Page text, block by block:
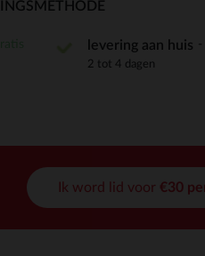
aan te passen en te
levering aan huis
2 tot 4 dagen
Ik word lid voor €30